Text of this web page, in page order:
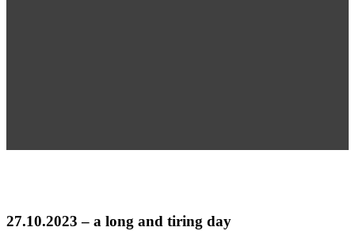
27.10.2023 – a long and tiring day